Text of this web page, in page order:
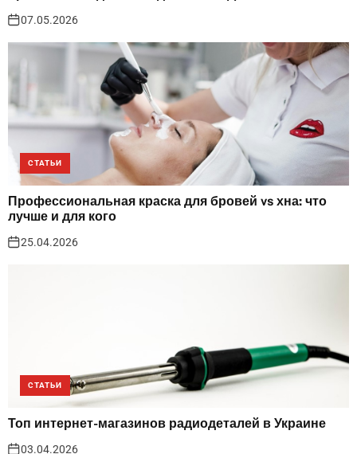
07.05.2026
СТАТЬИ
Профессиональная краска для бровей vs хна: что
лучше и для кого
25.04.2026
СТАТЬИ
Топ интернет-магазинов радиодеталей в Украине
03.04.2026